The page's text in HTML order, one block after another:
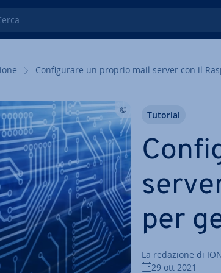
Con­fi­gu­ra­re un proprio mail server con il
per
La redazione di
29 ott 2021
Tutorial